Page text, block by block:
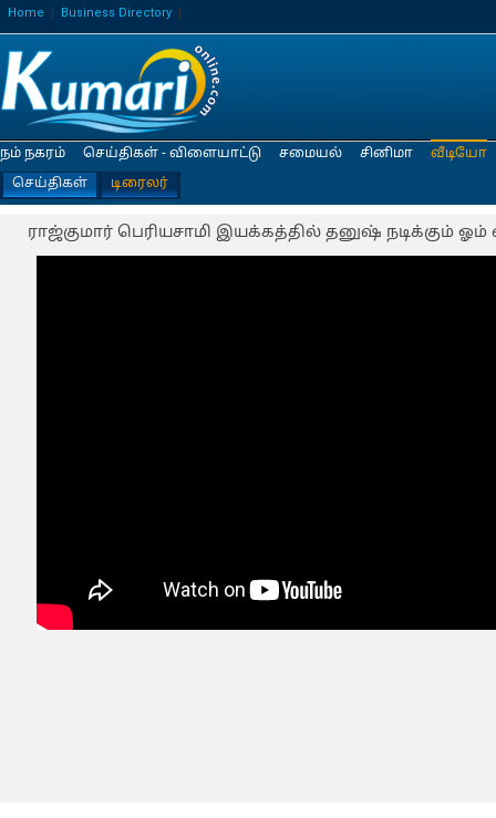
Home Business Directory
நம் நகரம் செய்திகள் - விளையாட்டு சமையல் சினிமா
வீடியோ
செய்திகள்
டிரைலர்
ராஜ்குமார் பெரியசாமி இயக்கத்தில் தனுஷ் நடிக்கும் ஓம்